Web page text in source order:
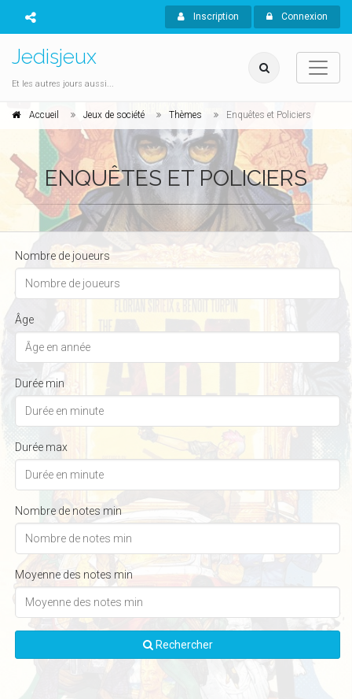
Inscription Connexion
Jedisjeux
Et les autres jours aussi...
Accueil Jeux de société Thèmes Enquêtes et Policiers
ENQUÊTES ET POLICIERS
Nombre de joueurs
Âge
Durée min
Durée max
Nombre de notes min
Moyenne des notes min
Rechercher